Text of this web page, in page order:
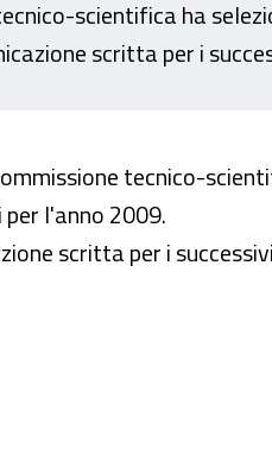
scientifica ha
scritta per i
tecnico-
l'anno 2009.
scritta per i